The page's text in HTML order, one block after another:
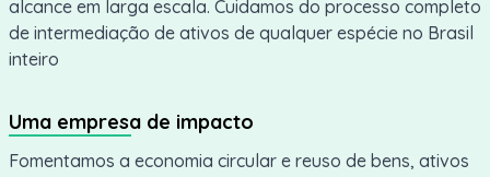
alcance em larga escala. Cuidamos do processo completo
de intermediação de ativos de qualquer espécie no Brasil
inteiro
Uma empresa de impacto
Fomentamos a economia circular e reuso de bens, ativos